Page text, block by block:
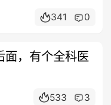
341 0
，有个全科医
533 3